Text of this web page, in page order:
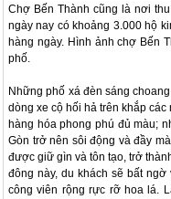
Chợ Bến Thành cũng là nơi
ngày nay có khoảng 3.000 hộ
hàng ngày. Hình ảnh chợ Bến
phố.
Những phố xá đèn sáng
dòng xe cộ hối hả trên khắp
hàng hóa phong phú đủ màu;
Gòn trở nên sôi động và đầy
được giữ gìn và tôn tạo, trở
đông này, du khách sẽ bất
công viên rộng rực rỡ hoa lá.